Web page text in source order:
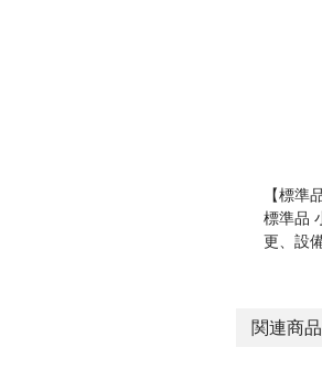
【標準
標準品
更、設
関連商品